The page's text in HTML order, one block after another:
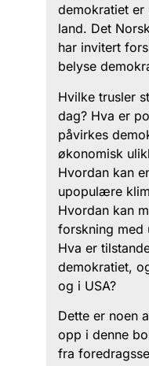
demokratiet er
land. Det
har invitert
belyse
Hvilke trusler
dag? Hva er
påvirkes
økonomisk
Hvordan kan
upopulære
Hvordan kan
forskning med
Hva er
demokratiet,
og i USA?
Dette er noen
opp i denne
fra